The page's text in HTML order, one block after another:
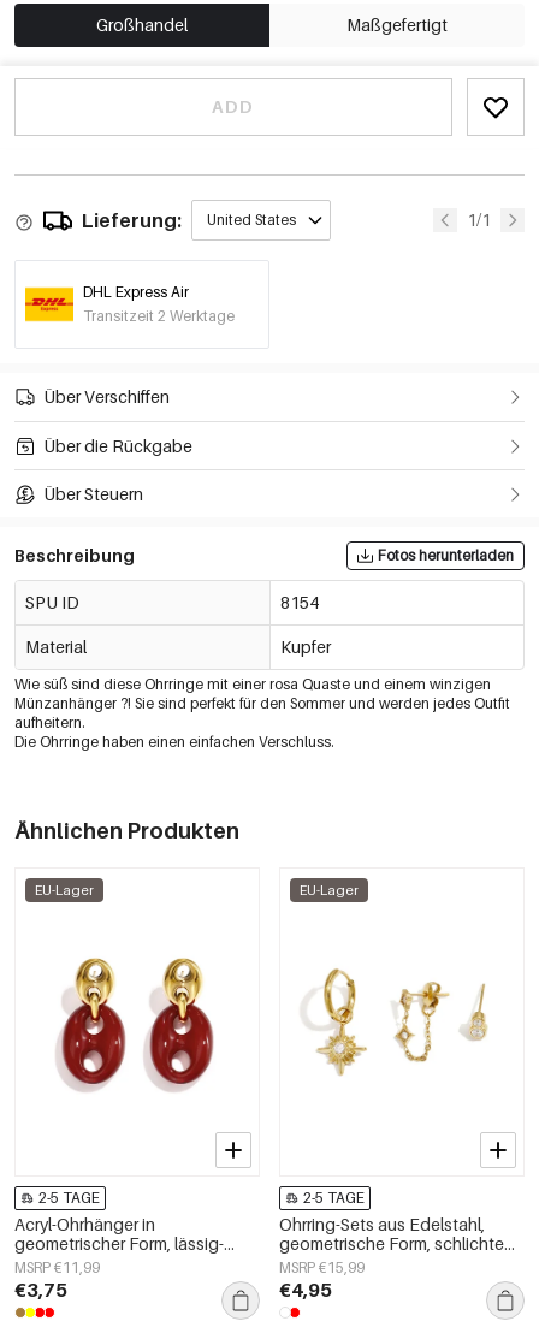
Großhandel Maßgefertigt
ADD
Lieferung: United States 1/1
DHL Express Air
Transitzeit 2 Werktage
Über Verschiffen
Über die Rückgabe
Über Steuern
Beschreibung Fotos herunterladen
SPU ID 8154
Material Kupfer
Wie süß sind diese Ohrringe mit einer rosa Quaste und einem winzigen
Münzanhänger ?! Sie sind perfekt für den Sommer und werden jedes Outfit
aufheitern.
Die Ohrringe haben einen einfachen Verschluss.
Ähnlichen Produkten
EU-Lager
2-5 TAGE
Acryl-Ohrhänger in
geometrischer Form, lässig-
schlichte Serie, Damenschmuck
MSRP €11,99
€3,75
EU-Lager
2-5 TAGE
Ohrring-Sets aus Edelstahl,
geometrische Form, schlichte
Alltags-Serie, Damenschmuck
MSRP €15,99
€4,95